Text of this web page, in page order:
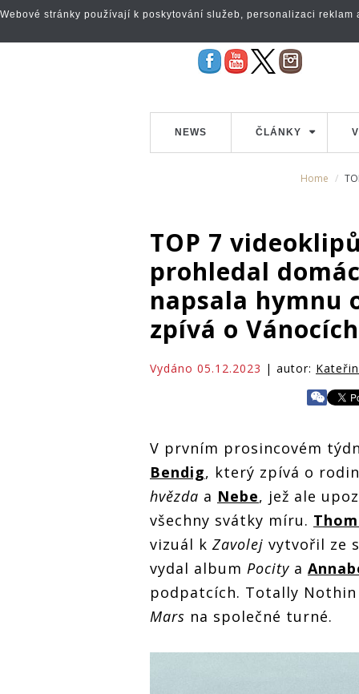
NEWS ČLÁNKY
Home
TOP 7
prohledal
napsala hymnu
zpívá o Vánocích
Vydáno 05.12.2023 | autor:
V prvním prosincovém
Bendig, který zpívá o
hvězda a Nebe, jež ale
všechny svátky míru.
vizuál k Zavolej vytvořil ze
vydal album Pocity a
podpatcích. Totally Nothin
Mars na společné turné.
Webové stránky používají k poskytování služeb, personalizaci